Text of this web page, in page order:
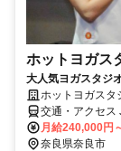
ホットヨガ
大人気ヨガスタジ
ホットヨガスタ
交通・アクセス
歩1分 / 近鉄奈
月給240,000円
奈良県奈良市